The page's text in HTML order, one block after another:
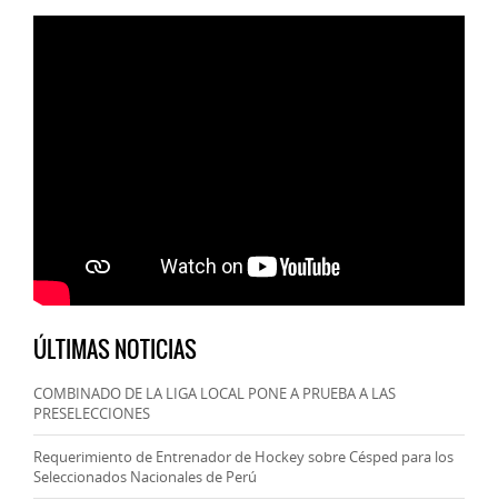
ÚLTIMAS NOTICIAS
COMBINADO DE LA LIGA LOCAL PONE A PRUEBA A LAS
PRESELECCIONES
Requerimiento de Entrenador de Hockey sobre Césped para los
Seleccionados Nacionales de Perú